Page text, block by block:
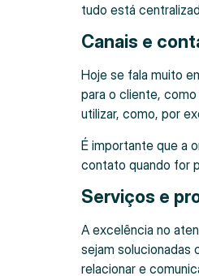
tudo está
Canais e
Hoje se fala muito
para o cliente,
utilizar, como, por
É importante que a
contato quando for
Serviços e
A excelência no
sejam solucionadas
relacionar e